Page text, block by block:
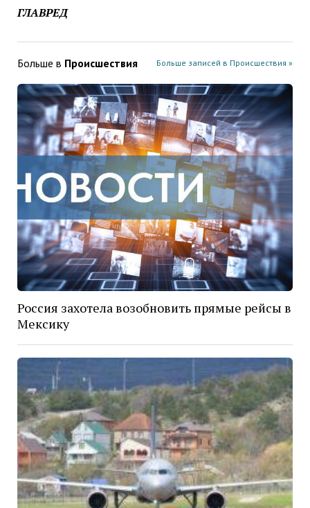
ГЛАВРЕД
Больше в Проиcшествия Больше записей в Проиcшествия »
Россия захотела возобновить прямые рейсы в
Мексику